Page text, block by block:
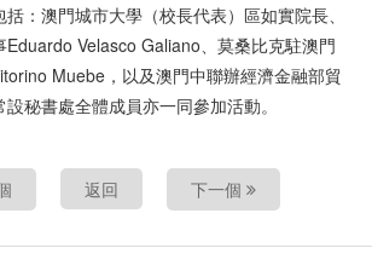
：澳門城市大學（校長代表）區如實院長、
Velasco Galiano、莫桑比克駐澳門
Muebe，以及澳門中聯辦經濟金融部貿
秘書處全體成員亦一同參加活動。
返回 下一個